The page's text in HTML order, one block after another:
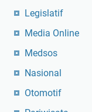
Legislatif
Media Online
Medsos
Nasional
Otomotif